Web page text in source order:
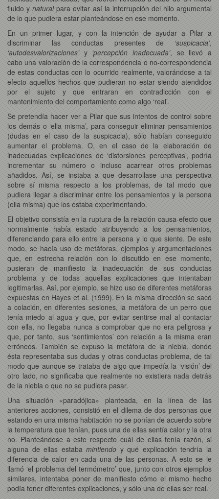
fluido ynaturalpara evitar así la interrupción del hilo argumental
de lo que pudiera estar planteándose en ese momento.
En un primer lugar, y con la intención de ayudar a Pilar a
discriminar las conductas presentes de ‘suspicacia’,
‘autodesvalorizaciones’y ‘percepción inadecuada’, se llevó a
cabo una valoración de la correspondencia o no-correspondencia
de estas conductas con lo ocurrido realmente, valorándose a tal
efecto aquellos hechos que pudieran no estar siendo atendidos
por el sujeto y que entraran en contradicción con el
mantenimiento del comportamiento como algo ‘real’.
Se pretendía hacer ver a Pilar que sus intentos de control sobre
los demás o ‘ella misma’, para conseguir eliminar pensamientos
(dudas en el caso de la suspicacia), sólo habían conseguido
aumentar el problema. O, en el caso de la elaboración de
inadecuadas explicaciones de ‘distorsiones perceptivas’, podría
incrementar su número o incluso acarrear otros problemas
añadidos. Así, se instaba a que desarrollase una perspectiva
sobre sí misma respecto a los problemas, de tal modo que
pudiera llegar a discriminar entre los pensamientos y la persona
(ella misma) que los estaba experimentando.
El objetivo consistía en la ruptura de la relación causa-efecto que
normalmente había estado atribuyendo a los pensamientos,
diferenciando para ello entre la persona y lo que siente. De este
modo, se hacía uso de metáforas, ejemplos y argumentaciones
que, en estrecha relación con lo discutido en ese momento,
pusieran de manifiesto la inadecuación de sus conductas
problema y de todas aquellas explicaciones que intentaban
legitimarlas. Así, por ejemplo, se hizo uso de diferentes metáforas
expuestas en Hayes et al. (1999). En la misma dirección se sacó
a colación, en diferentes sesiones, la metáfora de un perro que
tenía miedo al agua y que, por evitar sentirse mal al contactar
con ella, no llegaba nunca a comprobar que no era peligrosa y
que, por tanto, sus ‘sentimientos’ con relación a la misma eran
erróneos. También se expuso la metáfora de la niebla, donde
ésta representaba sus dudas y otras conductas problema, de tal
modo que aunque se trataba de algo que impedía la ‘visión’ del
otro lado, no significaba que realmente no existiera nada detrás
de la niebla o que no se pudiera pasar.
Una situación «paradójica» planteada, en la línea de las
anteriores acciones, consistió en el dilema de dos personas que
estando en una misma habitación no se ponían de acuerdo sobre
la temperatura que tenían, pues una de ellas sentía calor y la otra
no. Planteándose a este respecto cuál de ellas tenía razón, si
alguna de ellas estabamintiendo y qué explicación tendría la
diferencia de calor en cada una de las personas. A esto se le
llamó ‘el problema del termómetro’ que, junto con otros ejemplos
similares, intentaba poner de manifiesto cómo el mismo hecho
podía tener diferentes explicaciones, y sólo una de ellas ser real.